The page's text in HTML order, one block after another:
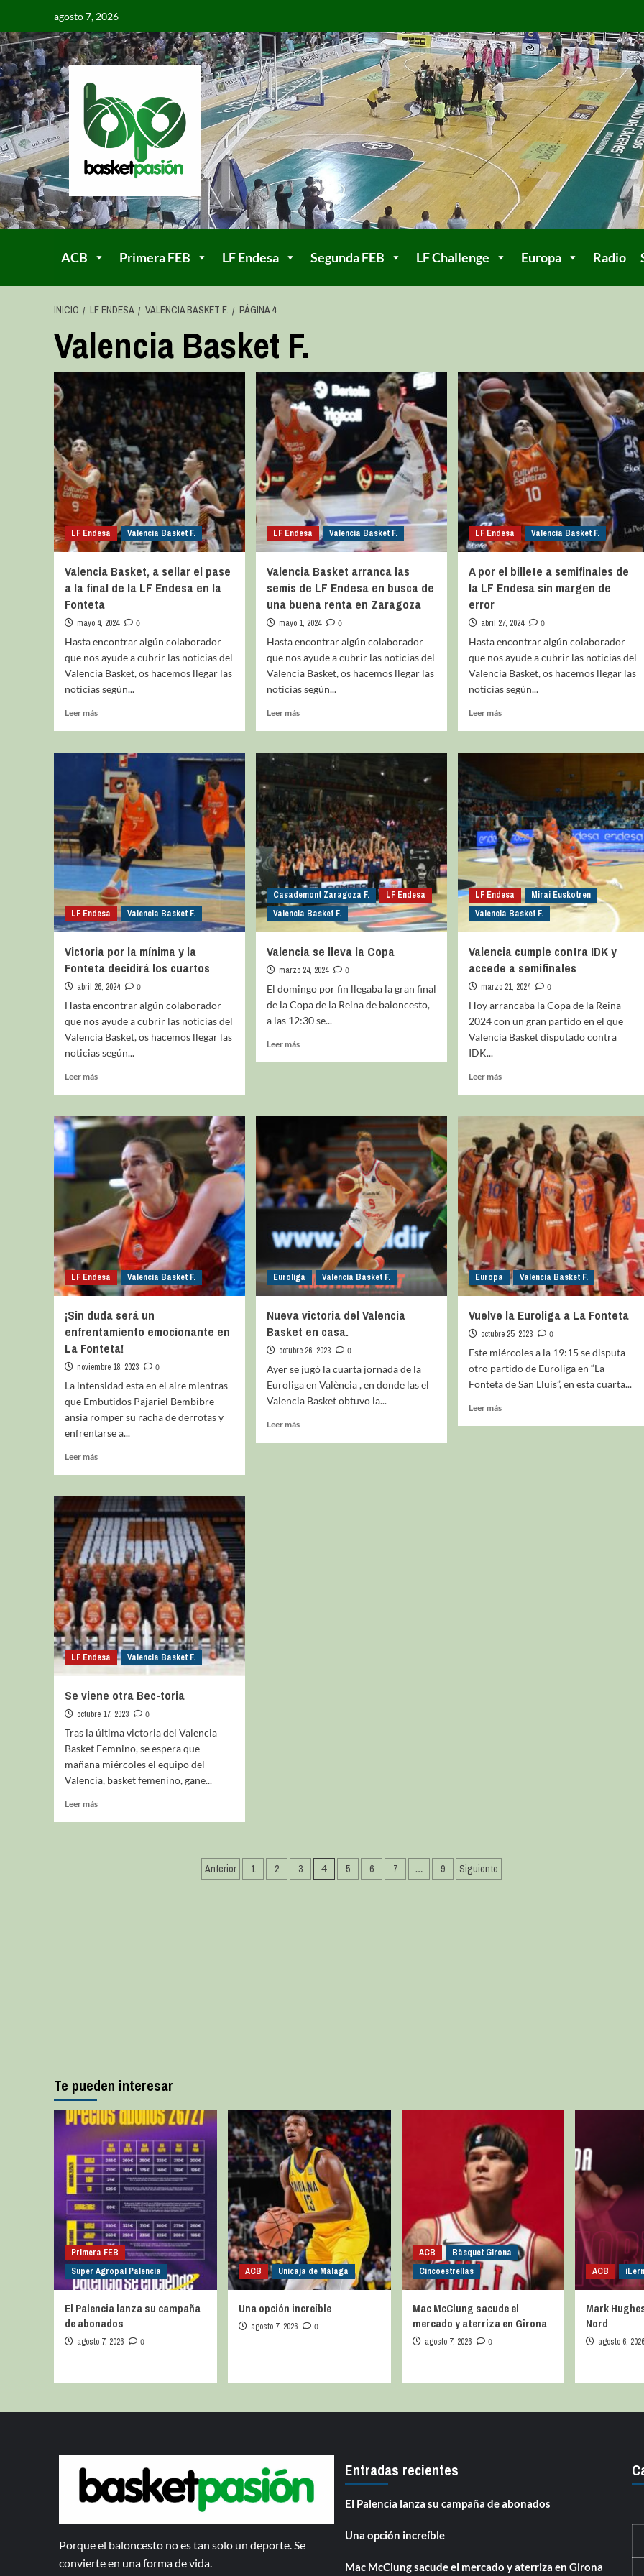
agosto 7, 2026
ACB Primera FEB LF Endesa Segunda FEB LF Challenge Europa Radio
INICIO LF ENDESA VALENCIA BASKET F. PÁGINA 4
Valencia Basket F.
LF Endesa Valencia Basket F.
Valencia Basket, a sellar el pase
a la final de la LF Endesa en la
Fonteta
mayo 4, 2024
0
Hasta encontrar algún colaborador
que nos ayude a cubrir las noticias del
Valencia Basket, os hacemos llegar las
noticias según...
Leer más
LF Endesa Valencia Basket F.
Valencia Basket arranca las
semis de LF Endesa en busca de
una buena renta en Zaragoza
mayo 1, 2024
0
Hasta encontrar algún colaborador
que nos ayude a cubrir las noticias del
Valencia Basket, os hacemos llegar las
noticias según...
Leer más
LF Endesa Valencia Basket F.
A por el billete a semifinales de
la LF Endesa sin margen de
error
abril 27, 2024
0
Hasta encontrar algún colaborador
que nos ayude a cubrir las noticias del
Valencia Basket, os hacemos llegar las
noticias según...
Leer más
LF Endesa Valencia Basket F.
Victoria por la mínima y la
Fonteta decidirá los cuartos
abril 26, 2024
0
Hasta encontrar algún colaborador
que nos ayude a cubrir las noticias del
Valencia Basket, os hacemos llegar las
noticias según...
Leer más
Casademont Zaragoza F.
LF Endesa
Valencia Basket F.
Valencia se lleva la Copa
marzo 24, 2024
0
El domingo por fin llegaba la gran final
de la Copa de la Reina de baloncesto,
a las 12:30 se...
Leer más
LF Endesa
Mirai Euskotren
Valencia Basket F.
Valencia cumple contra IDK y
accede a semifinales
marzo 21, 2024
0
Hoy arrancaba la Copa de la Reina
2024 con un gran partido en el que
Valencia Basket disputado contra
IDK...
Leer más
LF Endesa Valencia Basket F.
¡Sin duda será un
enfrentamiento emocionante en
La Fonteta!
noviembre 18, 2023
0
La intensidad esta en el aire mientras
que Embutidos Pajariel Bembibre
ansia romper su racha de derrotas y
enfrentarse a...
Leer más
Euroliga Valencia Basket F.
Nueva victoria del Valencia
Basket en casa.
octubre 26, 2023
0
Ayer se jugó la cuarta jornada de la
Euroliga en València , en donde las el
Valencia Basket obtuvo la...
Leer más
Europa Valencia Basket F.
Vuelve la Euroliga a La Fonteta
octubre 25, 2023
0
Este miércoles a la 19:15 se disputa
otro partido de Euroliga en “La
Fonteta de San Lluís”, en esta cuarta...
Leer más
LF Endesa Valencia Basket F.
Se viene otra Bec-toria
octubre 17, 2023
0
Tras la última victoria del Valencia
Basket Femnino, se espera que
mañana miércoles el equipo del
Valencia, basket femenino, gane...
Leer más
Anterior 1 2 3 4 5 6 7 … 9 Siguiente
La entrevista bTactic
mayo 7, 2026
Nos hacemos mayores. Vamos creciendo. Tanto así
que el próximo 20 de mayo celebramos nuestro
cuarto cumpleaños. Y todo crecimiento conlleva
sus cambios. Cambio que...
Leer más
Te pueden interesar
Primera FEB
Super Agropal Palencia
El Palencia lanza su campaña
de abonados
agosto 7, 2026 0
ACB Unicaja de Málaga
Una opción increíble
agosto 7, 2026 0
ACB
Bàsquet Girona
Cincoestrellas
Mac McClung sacude el
mercado y aterriza en Girona
agosto 7, 2026 0
ACB
Mark
Nord
agosto 6, 2026
Porque el baloncesto no es tan solo un deporte. Se
convierte en una forma de vida.
Entradas recientes
El Palencia lanza su campaña de abonados
Una opción increíble
Mac McClung sacude el mercado y aterriza en Girona